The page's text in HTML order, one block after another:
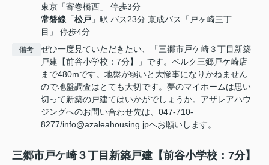
東京「寄巻橋西」 停歩3分
常磐線 「松戸 」駅 バス23分 京成バス「戸ヶ崎三丁
目」 停歩4分
備考
ぜひ一度見ていただきたい、「三郷市戸ケ崎３丁目新築
戸建【前谷小学校：7分】」です。ベルク三郷戸ケ崎店
まで480mです。地盤が弱いと大惨事になりかねません
ので地盤調査はとても大切です。夢のマイホームは思い
切って新築の戸建てはいかがでしょうか。アザレアハウ
ジングへのお問い合わせ先は、047-710-
8277/info@azaleahousing.jpへお願いします。
三郷市戸ケ崎３丁目新築戸建【前谷小学校：7分】